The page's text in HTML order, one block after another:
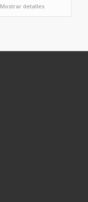
Mostrar detalles